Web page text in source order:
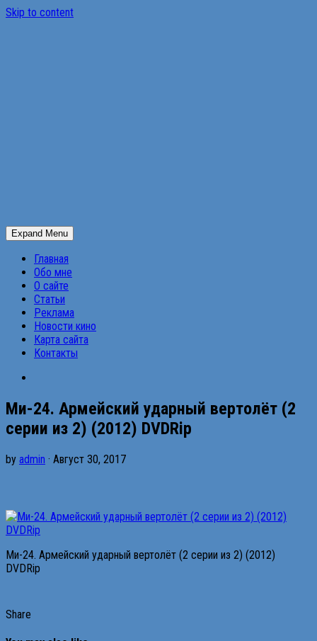
Skip to content
Expand Menu
Главная
Обо мне
О сайте
Статьи
Реклама
Новости кино
Карта сайта
Контакты
Ми-24. Армейский ударный вертолёт (2
серии из 2) (2012) DVDRip
by admin · Август 30, 2017
Ми-24. Армейский ударный вертолёт (2 серии из 2) (2012)
DVDRip
Share